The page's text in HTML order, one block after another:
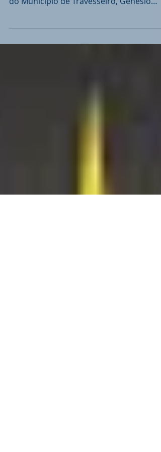
medicamentos
Os magistrados que integram a 4ª
Criminal do TJRS condenaram o Prefeito